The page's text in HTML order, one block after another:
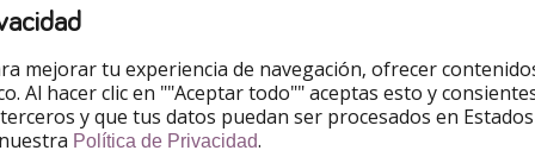
que combina una rica historia, una cultura
cosmopolitas o explores sus asombrosos paisajes
llena de historia, impresionante arquitectura y una
Antoni Gaudí.
mejorar tu experiencia de navegación, ofrecer
Al hacer clic en ""Aceptar todo"" aceptas esto y
y que tus datos puedan ser procesados en Estados
Política de Privacidad.